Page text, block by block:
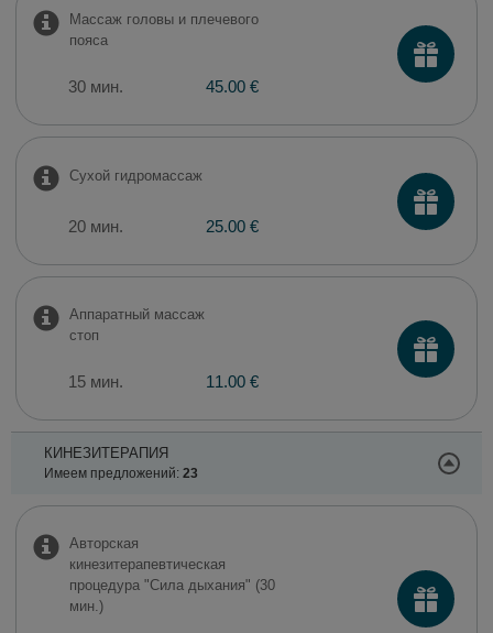
Массаж головы и плечевого
пояса
30 мин. 45.00 €
Сухой гидромассаж
20 мин. 25.00 €
​Аппаратный массаж
стоп
15 мин. 11.00 €
КИНЕЗИТЕРАПИЯ
Имеем предложений: 23
Авторская
кинезитерапевтическая
процедура "Сила дыхания" (30
мин.)